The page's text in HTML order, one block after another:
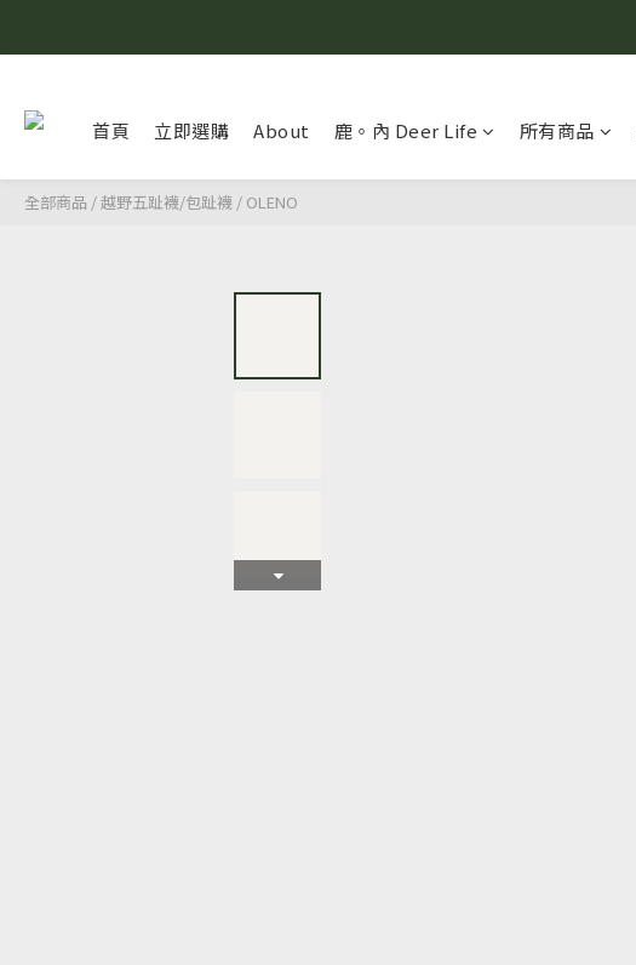
首頁 立即選購 About 鹿。內 Deer Life 所有商品
全部商品 /越野五趾襪/包趾襪 / OLENO